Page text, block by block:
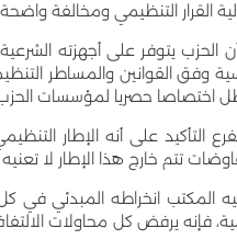
القرار التنظيمي ومخالفة
الحزب يتوفر على أجهزته
وفق القوانين والمساطر
اختصاصا حصريا لمؤسسات
التأكيد على أنه الإطار
تتم خارج هذا الإطار لا
المكتب انخراطه المبدئي في
فإنه يرفض كل محاولات